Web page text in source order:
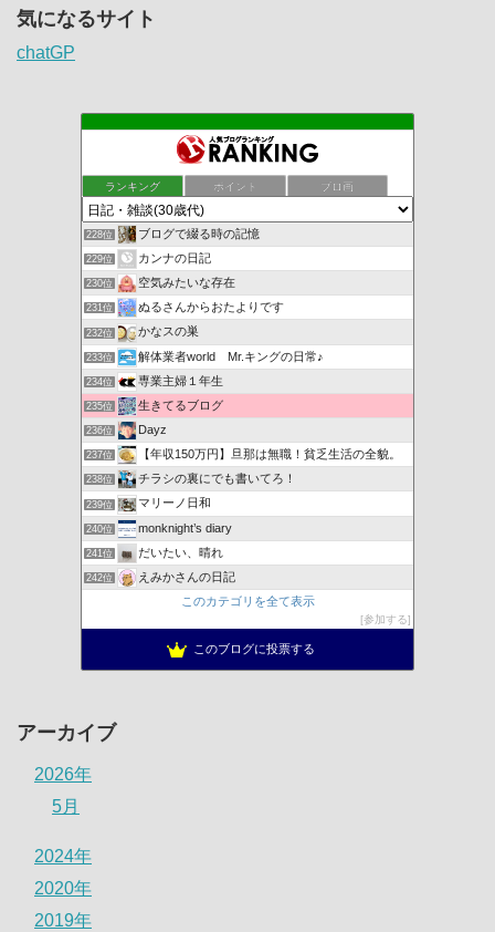
気になるサイト
chatGP
ランキング ポイント ブロ画
228位 ブログで綴る時の記憶
229位 カンナの日記
230位 空気みたいな存在
231位 ぬるさんからおたよりです
232位 かなスの巣
233位 解体業者world Mr.キングの日常♪
234位 専業主婦１年生
235位 生きてるブログ
236位 Dayz
237位 【年収150万円】旦那は無職！貧乏生活の全貌。
238位 チラシの裏にでも書いてろ！
239位 マリーノ日和
240位 monknight’s diary
241位 だいたい、晴れ
242位
えみかさんの日記
このカテゴリを全て表示
参加する
このブログに投票する
アーカイブ
2026年
5月
2024年
2020年
2019年